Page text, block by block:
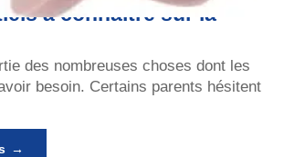
à connaître sur la
des nombreuses choses dont les
besoin. Certains parents hésitent